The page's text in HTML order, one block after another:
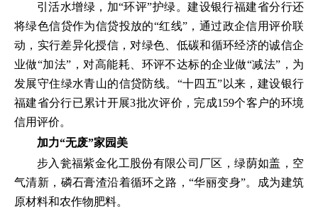
引活水增绿，加“环评”护绿。建设银行福建省分行还
将绿色信贷作为信贷投放的“红线”，通过政企信用评价联
动，实行差异化授信，对绿色、低碳和循环经济的诚信企
业做“加法”，对高能耗、环评不达标的企业做“减法”，为
发展守住绿水青山的信贷防线。“十四五”以来，建设银行
福建省分行已累计开展3批次评价，完成159个客户的环境
信用评价。
加力“无废”家园美
步入瓮福紫金化工股份有限公司厂区，绿荫如盖，空
气清新，磷石膏渣沿着循环之路，“华丽变身”。成为建筑
原材料和农作物肥料。